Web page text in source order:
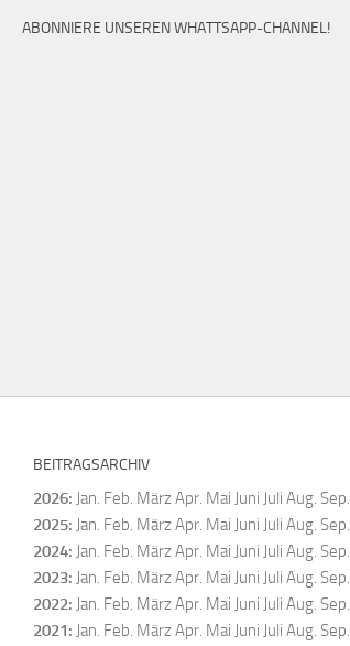
ABONNIERE UNSEREN WHATTSAPP-CHANNEL!
BEITRAGSARCHIV
2026: Jan. Feb. MärzApr. Mai Juni Juli Aug. Sep.
2025: Jan. Feb. MärzApr. Mai Juni Juli Aug. Sep.
2024: Jan. Feb. MärzApr. Mai Juni Juli Aug. Sep.
2023: Jan. Feb. MärzApr. Mai Juni Juli Aug. Sep.
2022: Jan. Feb. MärzApr. Mai Juni Juli Aug. Sep.
2021: Jan. Feb. MärzApr. Mai Juni Juli Aug. Sep.